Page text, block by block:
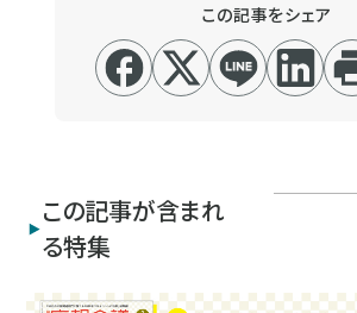
この記事をシェア
この記事が含まれ
る特集